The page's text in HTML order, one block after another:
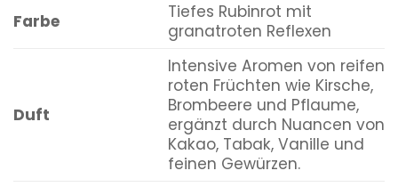
Farbe
Tiefes Rubinrot mit
granatroten Reflexen
Duft
Intensive Aromen von reifen
roten Früchten wie Kirsche,
Brombeere und Pflaume,
ergänzt durch Nuancen von
Kakao, Tabak, Vanille und
feinen Gewürzen.